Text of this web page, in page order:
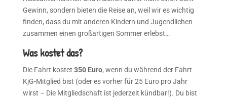
Gewinn, sondern bieten die Reise an, weil wir es wichtig
finden, dass du mit anderen Kindern und Jugendlichen
zusammen einen großartigen Sommer erlebst…
Was kostet das?
Die Fahrt kostet 350 Euro, wenn du während der Fahrt
KjG-Mitglied bist (oder es vorher für 25 Euro pro Jahr
wirst – Die Mitgliedschaft ist jederzeit kündbar!). Du bist